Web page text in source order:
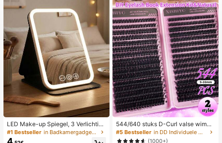
LED Make-up Spiegel, 3 Verlichting
smodi, Verstelbare Helderheid, Draa
gbaar Vouwbaar Ontwerp, Geschikt
#1 Bestseller in Badkamergadgets die favoriet zijn bij klanten B
544/640 stuks D-Curl valse wimpe
rs, hoge capaciteit, geschikt voor h
et creëren van dikke, pluizige, natu
#5 Bestseller
in DD Individuele wimpers
(1000+)